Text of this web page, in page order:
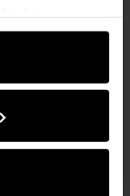
treści,
informujące o
o tym,
i
te informacje z